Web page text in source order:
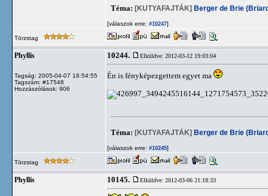
Téma: [KUTYAFAJTÁK] Berger de Brie
[válaszok erre: #10247]
Törzstag
Phyllis
Tagság: 2005-04-07 18:54:55
Tagszám: #17548
Hozzászólások: 906
10244. Elküldve: 2012-03-12 19:03:04
Én is fényképezgettem egyet ma
Téma: [KUTYAFAJTÁK] Berger de Brie
[válaszok erre: #10245]
Törzstag
Phyllis 10145. Elküldve: 2012-03-06 21:18:33